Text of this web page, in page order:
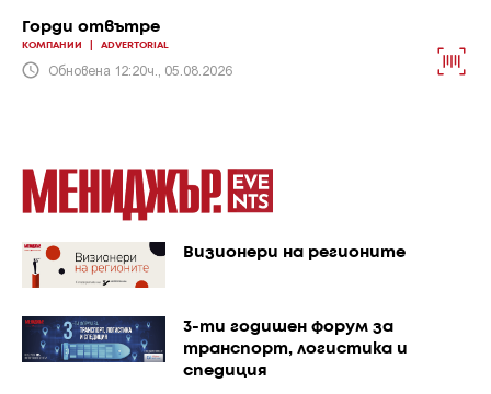
Горди отвътре
КОМПАНИИ ADVERTORIAL
Обновена 12:20ч., 05.08.2026
Визионери на регионите
3-ти годишен форум за
транспорт, логистика и
спедиция